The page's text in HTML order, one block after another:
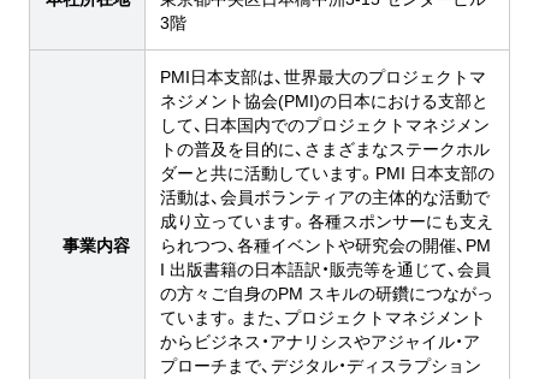
3階
事業内容
PMI日本支部は、世界最大のプロジェクトマ
ネジメント協会(PMI)の日本における支部と
して、日本国内でのプロジェクトマネジメン
トの普及を目的に、さまざまなステークホル
ダーと共に活動しています。PMI 日本支部の
活動は、会員ボランティアの主体的な活動で
成り立っています。各種スポンサーにも支え
られつつ、各種イベントや研究会の開催、PM
I 出版書籍の日本語訳・販売等を通じて、会員
の方々ご自身のPM スキルの研鑽につながっ
ています。また、プロジェクトマネジメント
からビジネス・アナリシスやアジャイル・ア
プローチまで、デジタル・ディスラプション